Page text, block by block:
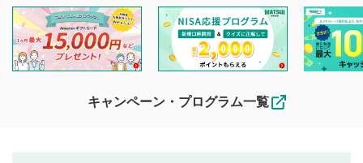
を目的として、各動画コンテンツに、評価およびコメントの
投稿ができます。利用者は以下の注意事項をご理解のうえ、
閲覧および投稿を行うものとしてください。
他の利用者が動画を視聴される際の参考になるコメントをお
待ちしております。
なお、投稿をもって、本注意事項に同意されたものとみなし
キャンペーン・プログラム一覧